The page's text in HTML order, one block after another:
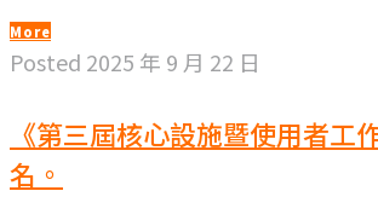
More
Posted 2025 年 9 月 22 日
《第三屆核心設施暨使用者工
名。